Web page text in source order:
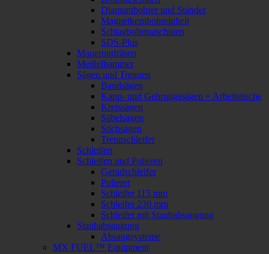
Diamantbohrer und Ständer
Magnetkernbohreinheit
Schlagbohrmaschinen
SDS-Plus
Mauernutfräsen
Meißelhammer
Sägen und Trennen
Bandsägen
Kapp- und Gehrungssägen + Arbeitstische
Kreissägen
Säbelsägen
Stichsägen
Trennschleifer
Schleifen
Schleifen und Polieren
Geradschleifer
Polierer
Schleifer 115 mm
Schleifer 230 mm
Schleifer mit Staubabsaugung
Staubabsaugung
Absaugsysteme
MX FUEL™ Equipment